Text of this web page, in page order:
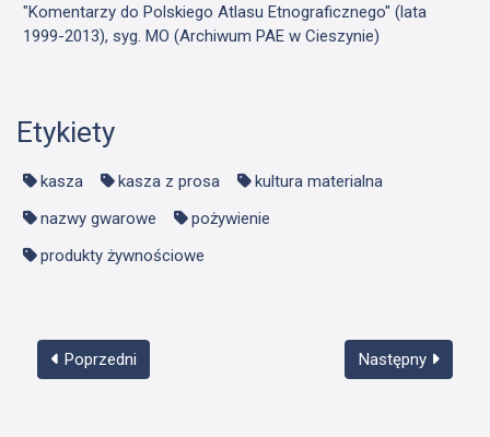
"Komentarzy do Polskiego Atlasu Etnograficznego" (lata
1999-2013), syg. MO (Archiwum PAE w Cieszynie)
Etykiety
kasza kasza z prosa
kultura materialna
nazwy gwarowe
pożywienie
produkty żywnościowe
Poprzedni Następny